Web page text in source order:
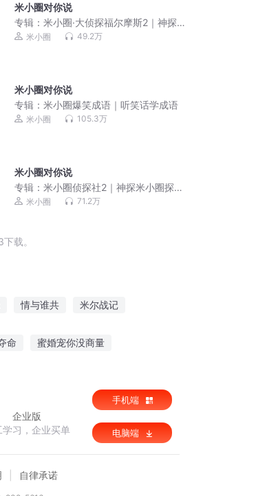
米小圈对你说
专辑：米小圈·大侦探福尔摩斯2｜神探夏
洛克2米小圈 49.2万
米小圈对你说
专辑：米小圈爆笑成语｜听笑话学成语
米小圈 105.3万
米小圈对你说
专辑：米小圈侦探社2｜神探米小圈探案
记第2季
米小圈 71.2万
载。
情与谁共 米尔战记
命 蜜婚宠你没商量
企业版
学习，企业买单
手机端
电脑端
自律承诺